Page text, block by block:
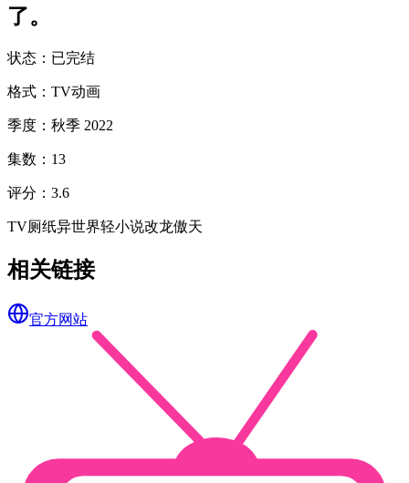
了。
状态 ： 已完结
格式 ： TV动画
季度 ： 秋季 2022
集数 ： 13
评分 ： 3.6
TV厕纸异世界轻小说改龙傲天
相关链接
官方网站